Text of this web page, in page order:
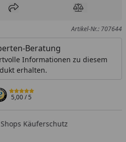
hinzufügen
Teilen Produkt
Artikel-Nr.: 707644
Beratung
Informationen zu diesem
erhalten.
5,00/ 5
Käuferschutz